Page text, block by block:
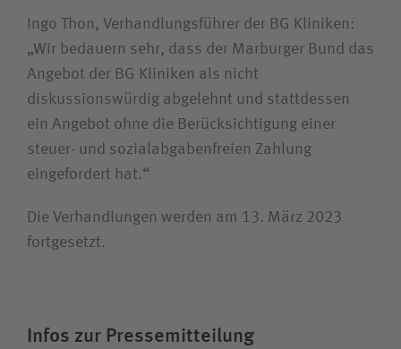
Ingo Thon, Verhandlungsführer der BG Kliniken:
„Wir bedauern sehr, dass der Marburger Bund das
Angebot der BG Kliniken als nicht
diskussionswürdig abgelehnt und stattdessen
ein Angebot ohne die Berücksichtigung einer
steuer- und sozialabgabenfreien Zahlung
eingefordert hat.“
Die Verhandlungen werden am 13. März 2023
fortgesetzt.
Infos zur Pressemitteilung